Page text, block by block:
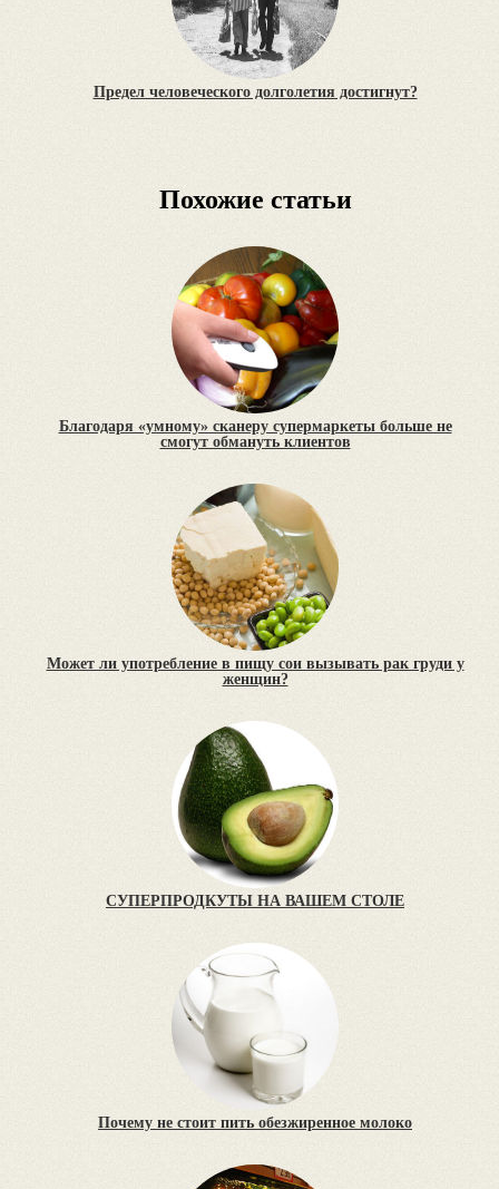
Предел человеческого долголетия достигнут?
Похожие статьи
Благодаря «умному» сканеру супермаркеты больше не
смогут обмануть клиентов
Может ли употребление в пищу сои вызывать рак груди у
женщин?
СУПЕРПРОДКУТЫ НА ВАШЕМ СТОЛЕ
Почему не стоит пить обезжиренное молоко